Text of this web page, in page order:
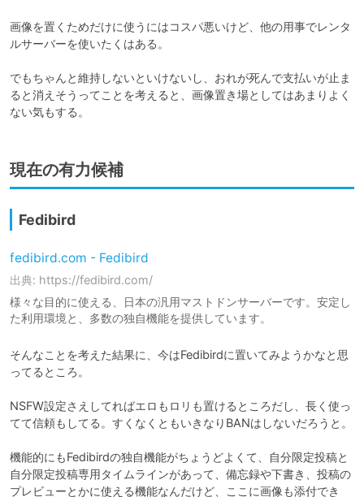
画像を置くためだけに使うにはコスパ悪いけど、他の用事でレンタ
ルサーバーを使いたくはある。
でもちゃんと維持しないといけないし、おれが死んで支払いが止ま
ると消えそうってことを考えると、画像置き場としてはあまりよく
ない気もする。
現在の有力候補
Fedibird
fedibird.com - Fedibird
出典: https://fedibird.com/
様々な目的に使える、日本の汎用マストドンサーバーです。安定し
た利用環境と、多数の独自機能を提供しています。
そんなことを考えた結果に、今はFedibirdに置いてみようかなと思
ってるところ。
NSFW設定さえしてればエロもロリも置けるところだし、長く使っ
てて信頼もしてる。すくなくともいきなりBANはしないだろうと。
機能的にもFedibirdの独自機能がちょうどよくて、自分限定投稿と
自分限定投稿専用タイムラインがあって、備忘録や下書き、投稿の
プレビューとかに使える機能なんだけど、ここに画像も添付でき